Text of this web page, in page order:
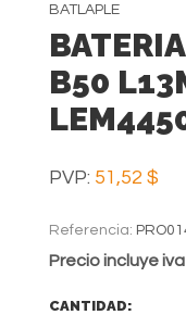
BATLAPLE
B50
PVP: 51,52 $
Referencia:
Precio incluye iva
CANTIDAD: